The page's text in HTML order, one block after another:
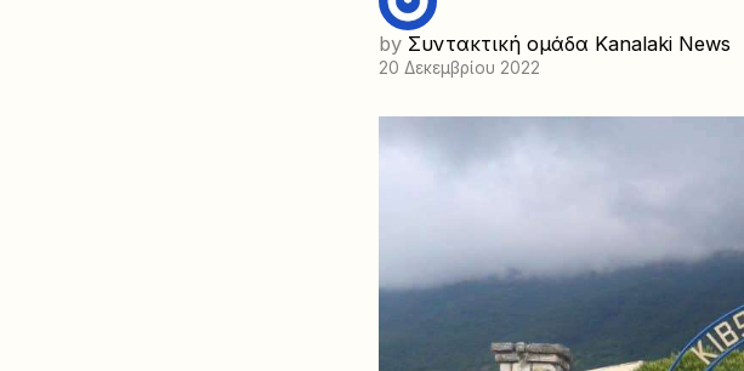
by Συντακτική ομάδα Kanalaki News
20 Δεκεμβρίου 2022